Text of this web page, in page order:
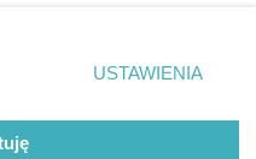
ustawień prywatności
rogu strony
wymagają zgody
się takiemu
USTAWIENIA